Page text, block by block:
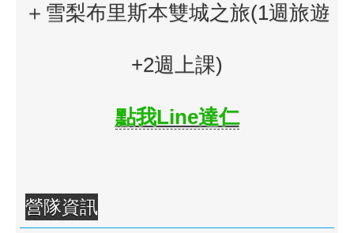
＋雪梨布里斯本雙城之旅(1週旅遊
+2週上課)
點我Line達仁
營隊資訊